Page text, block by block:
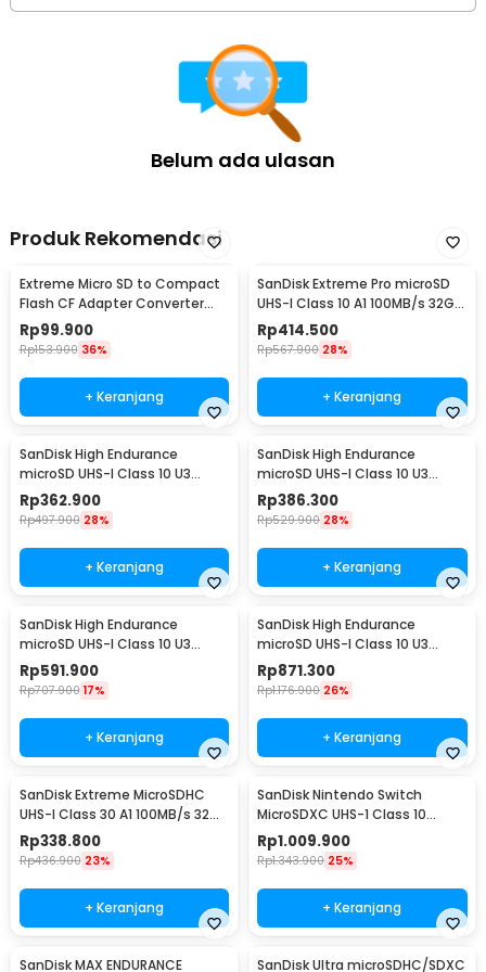
Belum ada ulasan
Produk Rekomendasi
Extreme Micro SD to Compact
Flash CF Adapter Converter
Type I UDMA - TSR58
Rp99.900
Rp153.900 36%
+ Keranjang
SanDisk Extreme Pro microSD
UHS-I Class 10 A1 100MB/s 32GB
- SDSQXCG
Rp414.500
Rp567.900 28%
+ Keranjang
SanDisk High Endurance
microSD UHS-I Class 10 U3
100MB/s 32GB - SDSQQNR
Rp362.900
Rp497.900 28%
+ Keranjang
SanDisk High Endurance
microSD UHS-I Class 10 U3
100MB/s 64GB - SDSQQNR
Rp386.300
Rp529.900 28%
+ Keranjang
SanDisk High Endurance
microSD UHS-I Class 10 U3
100MB/s 128GB - SDSQQNR
Rp591.900
Rp707.900 17%
+ Keranjang
SanDisk High Endurance
microSD UHS-I Class 10 U3
100MB/s 256GB - SDSQQNR
Rp871.300
Rp1.176.900 26%
+ Keranjang
SanDisk Extreme MicroSDHC
UHS-I Class 30 A1 100MB/s 32GB
- SDSQXAF-GN6MN
Rp338.800
Rp436.900 23%
+ Keranjang
SanDisk Nintendo Switch
MicroSDXC UHS-1 Class 10
100MB/s 256GB - SDSQXAO
Rp1.009.900
Rp1.343.900 25%
+ Keranjang
SanDisk MAX ENDURANCE SanDisk Ultra microSDHC/SDXC